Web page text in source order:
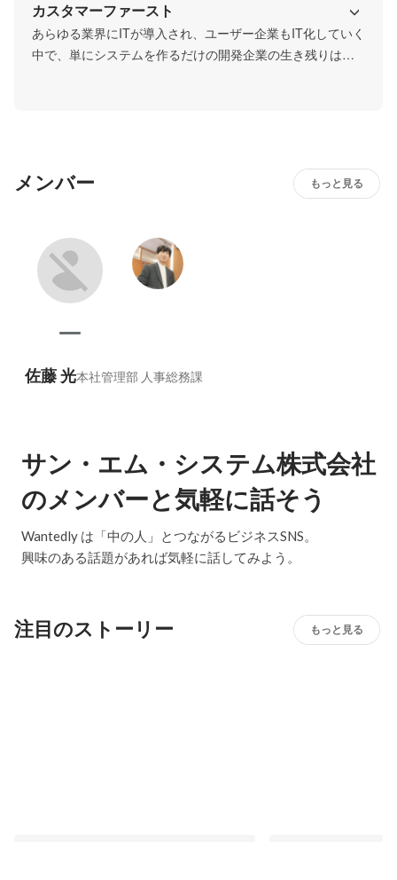
カスタマーファースト
あらゆる業界にITが導入され、ユーザー企業もIT化していく
中で、単にシステムを作るだけの開発企業の生き残りは厳
メンバー もっと見る
佐藤 光本社管理部 人事総務課
サン・エム・システム株式会社
のメンバーと気軽に話そう
Wantedly は「中の人」とつながるビジネスSNS。
興味のある話題があれば気軽に話してみよう。
注目のストーリー もっと見る